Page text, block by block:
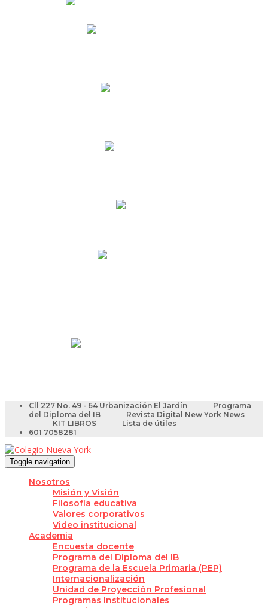
Cll 227 No. 49 - 64 Urbanización El Jardín
Programa
del Diploma del IB
Revista Digital New York News
KIT LIBROS
Lista de útiles
601 7058281
Toggle navigation
Nosotros
Misión y Visión
Filosofía educativa
Valores corporativos
Video institucional
Academia
Encuesta docente
Programa del Diploma del IB
Programa de la Escuela Primaria (PEP)
Internacionalización
Unidad de Proyección Profesional
Programas Institucionales